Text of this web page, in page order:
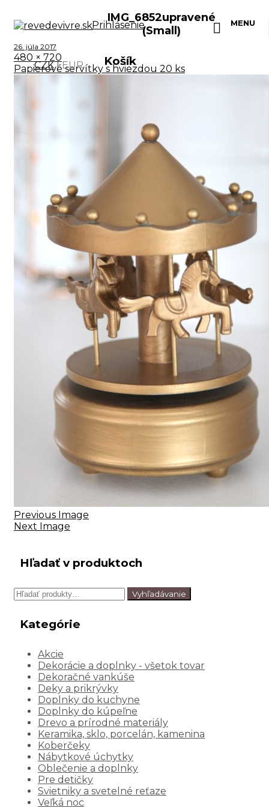
Prihlásenie
Košík
CZK|EUR
MENU
IMG_6852upravené
(Small)
26. júla 2017
480 × 720
Papierové servítky s hviezdou 20 ks
Previous Image
Next Image
Hľadať v produktoch
Hľadať: Vyhľadávanie
Kategórie
Akcie
Dekorácie a doplnky - všetok tovar
Dekoračné vankúše
Deky a prikrývky
Doplnky do kuchyne
Doplnky do kúpeľne
Drevo a prírodné materiály
Keramika, sklo, porcelán, kamenina
Koberčeky
Nábytkové úchytky
Oblečenie a doplnky
Pre detičky
Svietniky a svetelné reťaze
Veľká noc